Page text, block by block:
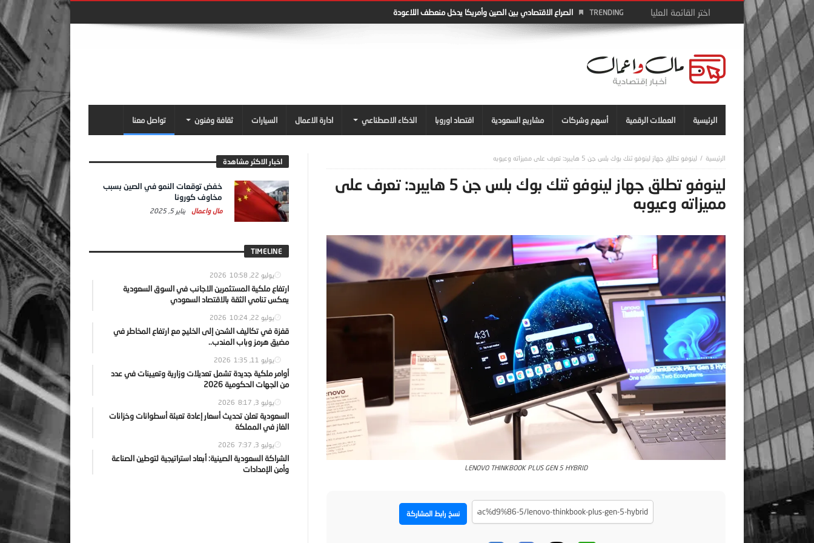
TRENDING الصراع الاقتصادي بين الصين وأمريكا يدخل منعطف اللاعودة
الرئيسية العملات الرقمية أسهم وشركات مشاريع السعودية اقتصاد اوروبا الذكاء الاصطناعي ادارة الاعمال السيارات ثقافة وفنون تواصل معنا
لينوفو تطلق جهاز لينوفو ثنك بوك بلس جن 5 هايبرد: تعرف على مميزاته وعيوبه
لينوفو تطلق جهاز لينوفو ثنك بوك بلس جن 5 هايبرد: تعرف على
مميزاته وعيوبه
LENOVO THINKBOOK PLUS GEN 5 HYBRID
نسخ رابط المشاركة
اخبار الاكثر مشاهدة
خفض توقعات النمو في الصين بسبب
مخاوف كورونا
مال واعمال يناير 5, 2025
TIMELINE
يوليو 22, 2026 10:58
ارتفاع ملكية المستثمرين الاجانب في السوق السعودية
يعكس تنامي الثقة بالاقتصاد السعودي
يوليو 22, 2026 10:24
قفزة في تكاليف الشحن إلى الخليج مع ارتفاع المخاطر في
مضيق هرمز وباب المندب..
يوليو 11, 2026 1:35
أوامر ملكية جديدة تشمل تعديلات وزارية وتعيينات في عدد
من الجهات الحكومية 2026
يوليو 3, 2026 8:17
السعودية تعلن تحديث أسعار إعادة تعبئة أسطوانات وخزانات
الغاز في المملكة
يوليو 3, 2026 7:37
الشراكة السعودية الصينية: أبعاد استراتيجية لتوطين الصناعة
وأمن الإمدادات